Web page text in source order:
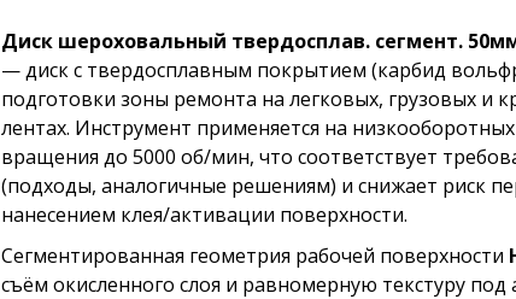
Диск шероховальный твердосплав. сегмент.
— диск с твердосплавным покрытием (карбид
подготовки зоны ремонта на легковых, грузовых и
лентах. Инструмент применяется на
вращения до 5000 об/мин, что соответствует
(подходы, аналогичные решениям) и снижает риск
нанесением клея/активации поверхности.
Сегментированная геометрия рабочей поверхности
съём окисленного слоя и равномерную текстуру